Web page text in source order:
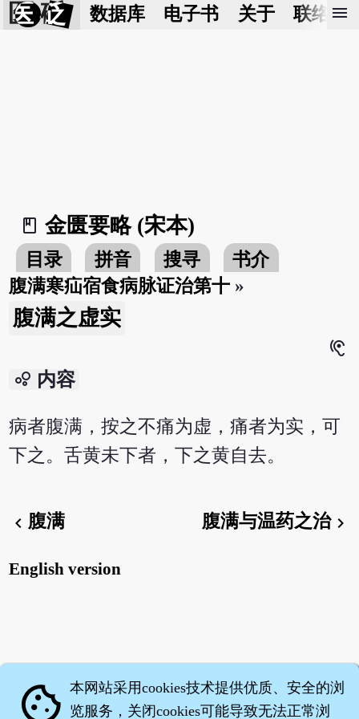
医 砭 数据库 电子书 关于 联络我
menu
book_2
金匮要略 (宋本)
目录 拼音 搜寻
书介
腹满寒疝宿食病脉证治第十 »
腹满之虚实
hearing
bubble_chart 内容
病者腹满，按之不痛为虚，痛者为实，可
下之。舌黄未下者，下之黄自去。
chevron_left腹满 腹满与温药之治chevron_right
English version
cookie 本网站采用cookies技术提供优质、安全的浏
览服务，关闭cookies可能导致无法正常浏